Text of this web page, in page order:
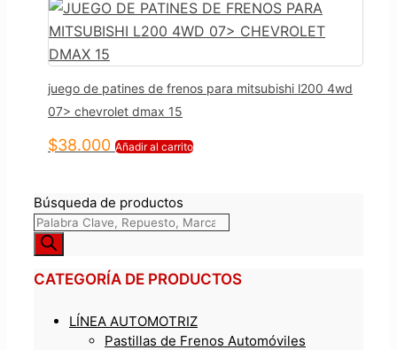
juego de patines de frenos para mitsubishi l200 4wd
07> chevrolet dmax 15
$38.000 Añadir al carrito
Búsqueda de productos
CATEGORÍA DE PRODUCTOS
LÍNEA AUTOMOTRIZ
Pastillas de Frenos Automóviles